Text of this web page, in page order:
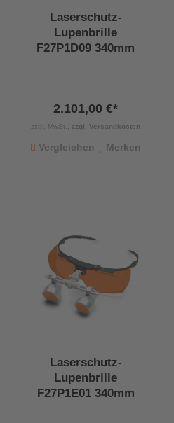
Laserschutz-
Lupenbrille
F27P1D09 340mm
2.101,00 €*
zzgl. MwSt., zzgl. Versandkosten
Vergleichen Merken
Laserschutz-
Lupenbrille
F27P1E01 340mm